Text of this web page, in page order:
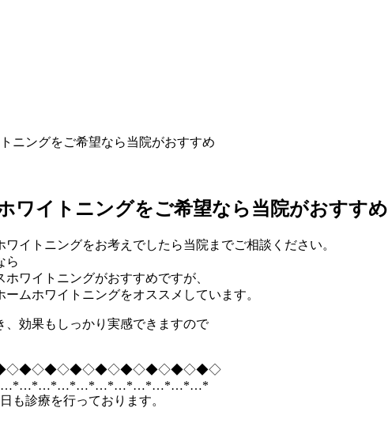
ニングをご希望なら当院がおすすめ
ワイトニングをご希望なら当院がおすすめ
イトニングをお考えでしたら当院までご相談ください。
ら
ワイトニングがおすすめですが、
ムホワイトニングをオススメしています。
、効果もしっかり実感できますので
も診療を行っております。